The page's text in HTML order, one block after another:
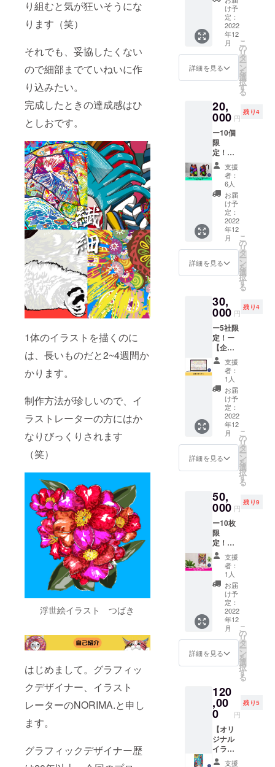
り組むと気が狂いそうにな
ります（笑）
それでも、妥協したくない
ので細部までていねいに作
り込みたい。
完成したときの達成感はひ
としおです。
1体のイラストを描くのに
は、長いものだと2~4週間か
かります。
制作方法が珍しいので、イ
ラストレーターの方にはか
なりびっくりされます
（笑）
浮世絵イラスト つばき
はじめまして。グラフィッ
クデザイナー、イラスト
レーターのNORIMA.と申し
ます。
グラフィックデザイナー歴
世絵集
合イラ
ストが
入っ
た、絵
巻物の
ような
す。 ■
サイズ
19.5cm
×6.5寸
s■素材
ポリエ
ステル/
紙/シル
ク/木/竹
※送料込
みのお
値段で
す。
グ限定
イラス
ト～肩
かけ
バッグ
～】 グ
ラ
フィッ
NORIM
A. のク
ラウド
ファン
ディン
グ限定
イラス
トで
作った
肩かけ
バッグ
をお届
けいた
しま
す。 イ
ラスト
は、
柄をお
選びい
ます。
ポスト
カード
つきで
す。 ■
バッグ
詳細 ・
サイ
ズ：
30.7㎝
×10㎝
×24㎝
・素
材：合
段で
す。 ※
イラス
トは支
援画面
よりお
選びく
ださ
い。
け予
定：
2022
年12
月
詳細を見る
こ
の
リ
タ
ー
ン
を
選
択
す
る
20,
000 円
残り4
ー10個
限
定！ー
【クラ
ウド
ファン
ディン
グ限定
イラス
ト～
リュッ
ク～】
グラ
フィッ
クデザ
A. のク
ラウド
ファン
ディン
グ限定
イラス
トで
作った
リュッ
クをお
届けい
たしま
す。 イ
ラスト
は、
花・浮
世絵・
けま
す。 ポ
カード
つきで
す。 ■
リュッ
ク詳細
・サイ
ズ：縦
42.5㎝×
横34㎝×
厚さ15
㎝ ・素
材：ナ
イロン
製 ※送
す。 ※
イラス
トは支
よりお
選びく
ださ
い。
支援
者：
6人
お届
け予
定：
2022
年12
月
詳細を見る
こ
の
リ
タ
ー
ン
を
選
択
す
る
30,
000 円
残り4
ー5社限
定！ー
【企業
スポン
サー】
グラ
フィッ
クデザ
イナー
NORIM
A.の個
展の企
業スポ
ンサー
になれ
HPにあ
なたの
会社の
お名前
とHPリ
ンクを
企業ス
ポン
サーと
して掲
載いた
しま
す。 ※
掲載内
容は
メール
にて打
ます。
※ネット
ワーク
販売ま
たは企
業イ
メージ
が相違
支援
者：
1人
お届
け予
定：
2022
年12
月
詳細を見る
こ
の
リ
タ
ー
ン
を
選
択
す
る
50,
000 円
残り9
ー10枚
限
定！ー
【クラ
ウド
ファン
ディン
グ限定
イラス
ト～A2
ポス
ター
～】 グ
ラ
フィッ
NORIM
A. のク
ラウド
ファン
ディン
グ限定
イラス
トA2ポ
支援
者：
1人
お届
け予
定：
2022
年12
月
詳細を見る
こ
の
リ
タ
ー
ン
を
選
択
す
る
120
,00
0 円
残り5
【オリ
ジナル
イラス
ト入り
支援